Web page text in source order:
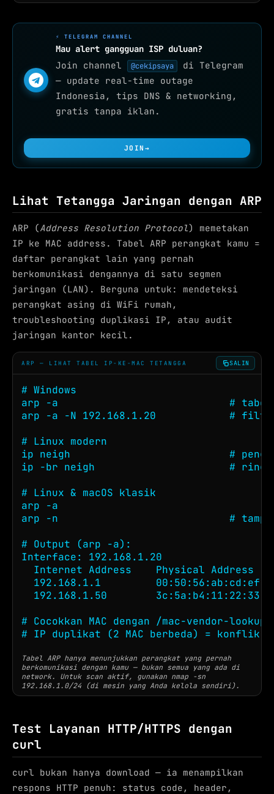
⚡ TELEGRAM CHANNEL
Mau alert gangguan ISP duluan?
Join channel @cekipsaya
di Telegram
— update real-time outage
Indonesia, tips DNS & networking,
gratis tanpa iklan.
JOIN →
Lihat Tetangga Jaringan dengan ARP
ARP (Address Resolution Protocol) memetakan
IP ke MAC address. Tabel ARP perangkat kamu =
daftar perangkat lain yang pernah
berkomunikasi dengannya di satu segmen
jaringan (LAN). Berguna untuk: mendeteksi
perangkat asing di WiFi rumah,
troubleshooting duplikasi IP, atau audit
jaringan kantor kecil.
ARP — LIHAT TABEL IP-KE-MAC TETANGGA SALIN
# Windows
arp -a                            # tabel
arp -a -N 192.168.1.20            #
# Linux modern
ip neigh                          #
ip -br neigh                      #
# Linux & macOS klasik
arp -a
arp -n                            #
# Output (arp -a):
Interface: 192.168.1.20
Internet Address    Physical Address
192.168.1.1         00:50:56:ab:cd:ef
192.168.1.50        3c:5a:b4:11:22:33
# Cocokkan MAC dengan /mac-vendor-
# IP duplikat (2 MAC berbeda) = konflik
Tabel ARP hanya menunjukkan perangkat yang pernah
berkomunikasi dengan kamu — bukan semua yang ada di
network. Untuk scan aktif, gunakan nmap -sn
192.168.1.0/24 (di mesin yang Anda kelola sendiri).
Test Layanan HTTP/HTTPS dengan
curl
curl bukan hanya download — ia menampilkan
respons HTTP penuh: status code, header,